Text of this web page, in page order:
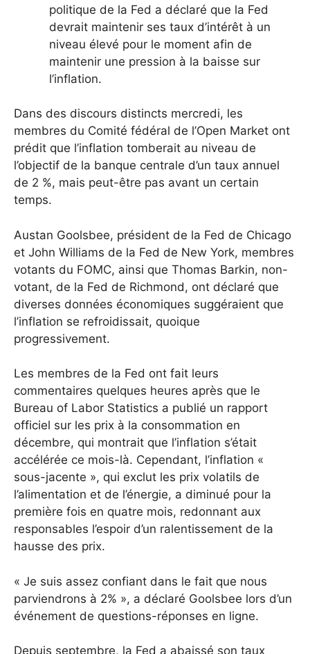
politique de la Fed a déclaré que la Fed
devrait maintenir ses taux d’intérêt à un
niveau élevé pour le moment afin de
maintenir une pression à la baisse sur
l’inflation.
Dans des discours distincts mercredi, les
membres du Comité fédéral de l’Open Market ont
prédit que l’inflation tomberait au niveau de
l’objectif de la banque centrale d’un taux annuel
de 2 %, mais peut-être pas avant un certain
temps.
Austan Goolsbee, président de la Fed de Chicago
et John Williams de la Fed de New York, membres
votants du FOMC, ainsi que Thomas Barkin, non-
votant, de la Fed de Richmond, ont déclaré que
diverses données économiques suggéraient que
l’inflation se refroidissait, quoique
progressivement.
Les membres de la Fed ont fait leurs
commentaires quelques heures après que le
Bureau of Labor Statistics a publié un rapport
officiel sur les prix à la consommation en
décembre, qui montrait que l’inflation s’était
accélérée ce mois-là. Cependant, l’inflation «
sous-jacente », qui exclut les prix volatils de
l’alimentation et de l’énergie, a diminué pour la
première fois en quatre mois, redonnant aux
responsables l’espoir d’un ralentissement de la
hausse des prix.
« Je suis assez confiant dans le fait que nous
parviendrons à 2% », a déclaré Goolsbee lors d’un
événement de questions-réponses en ligne.
Depuis septembre, la Fed a abaissé son taux